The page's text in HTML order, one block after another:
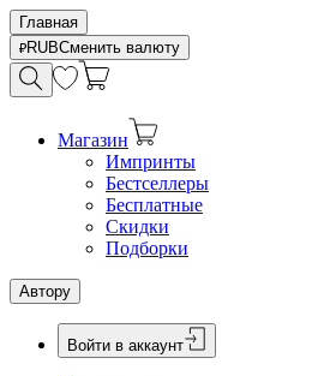
Главная
RUBСменить валюту
Магазин
Импринты
Бестселлеры
Бесплатные
Скидки
Подборки
Автору
Войти в аккаунт